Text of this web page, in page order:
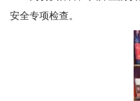
安全专项检查。